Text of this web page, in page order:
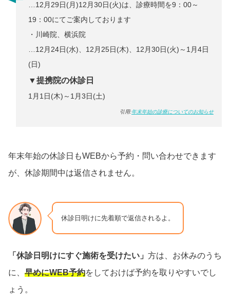
…12月29日(月)12月30日(火)は、診療時間を9：00～
19：00にてご案内しております
・川崎院、横浜院
…12月24日(水)、12月25日(木)、12月30日(火)～1月4日
(日)
▼提携院の休診日
1月1日(木)～1月3日(土)
引用:年末年始の診療についてのお知らせ
年末年始の休診日もWEBから予約・問い合わせできます
が、休診期間中は返信されません。
休診日明けに先着順で返信されるよ。
「休診日明けにすぐ施術を受けたい」 方は、お休みのうち
に、 早めにWEB予約をしておけば予約を取りやすいでし
ょう。